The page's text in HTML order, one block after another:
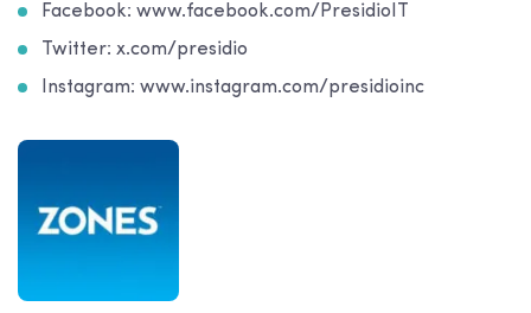
Facebook: www.facebook.com/PresidioIT
Twitter: x.com/presidio
Instagram: www.instagram.com/presidioinc